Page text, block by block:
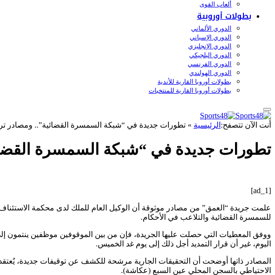
ألعاب القوى
بطولات أوروبية
الدوري الألماني
الدوري الإسباني
الدوري الإنجليزي
الدوري البلجيكي
الدوري الفرنسي
الدوري الهولندي
بطولات أوروبا القارية للأندية
بطولات أوروبا القارية للمنتخبات
أنت الآن تتصفح: الرئيسية » تطورات جديدة في “شبكة السمسرة القضائية”.. ومصادر
تطورات جديدة في “شبكة السمسرة
[ad_1]
علمت جريدة “العمق” من مصادر موثوقة أن الوكيل العام للملك لدى محكمة الاستئناف
للسمسرة القضائية والتلاعب في الأحكام.
ووفق المعطيات التي حصلت عليها الجريدة، فإن من بين الموقوفين موظفين ينتمون
اليوم، غير أن قرار التمديد أجل ذلك إلى يوم غد الخميس.
المصادر ذاتها أوضحت أن التحقيقات الجارية مرشحة للكشف عن توقيفات جديدة،
الاحتياطي بالسجن المحلي عين السبع (عكاشة).